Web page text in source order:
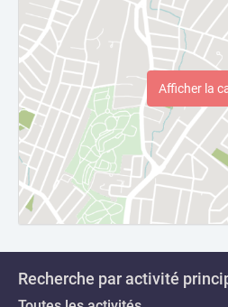
Afficher la
Recherche par activité